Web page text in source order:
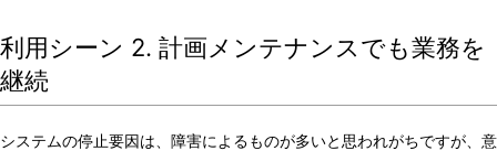
利用シーン 2. 計画メンテナンスでも業務を
継続
システムの停止要因は、障害によるものが多いと思われがちですが、意